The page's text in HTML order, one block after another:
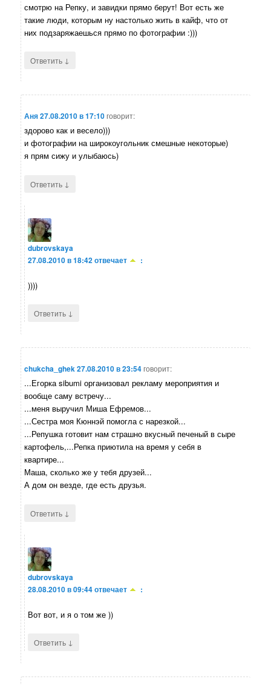
смотрю на Репку, и завидки прямо берут! Вот есть же
такие люди, которым ну настолько жить в кайф, что от
них подзаряжаешься прямо по фотографии :)))
Ответить ↓
Аня27.08.2010 в 17:10говорит:
здорово как и весело)))
и фотографии на широкоугольник смешные некоторые)
я прям сижу и улыбаюсь)
Ответить ↓
dubrovskaya
27.08.2010 в 18:42отвечает :
))))
Ответить ↓
chukcha_ghek27.08.2010 в 23:54говорит:
...Егорка sibumi организовал рекламу мероприятия и
вообще саму встречу...
...меня выручил Миша Ефремов...
...Сестра моя Кюннэй помогла с нарезкой...
...Репушка готовит нам страшно вкусный печеный в сыре
картофель,...Репка приютила на время у себя в
квартире...
Маша, сколько же у тебя друзей...
А дом он везде, где есть друзья.
Ответить ↓
dubrovskaya
28.08.2010 в 09:44отвечает :
Вот вот, и я о том же ))
Ответить ↓